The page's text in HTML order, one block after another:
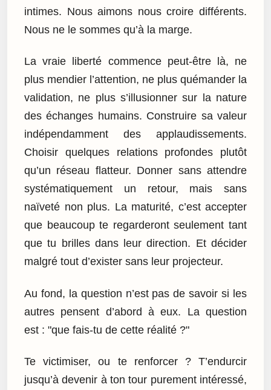
intimes. Nous aimons nous croire différents.
Nous ne le sommes qu’à la marge.
La vraie liberté commence peut-être là, ne
plus mendier l’attention, ne plus quémander la
validation, ne plus s’illusionner sur la nature
des échanges humains. Construire sa valeur
indépendamment des applaudissements.
Choisir quelques relations profondes plutôt
qu’un réseau flatteur. Donner sans attendre
systématiquement un retour, mais sans
naïveté non plus. La maturité, c’est accepter
que beaucoup te regarderont seulement tant
que tu brilles dans leur direction. Et décider
malgré tout d’exister sans leur projecteur.
Au fond, la question n’est pas de savoir si les
autres pensent d’abord à eux. La question
est : "que fais-tu de cette réalité ?"
Te victimiser, ou te renforcer ? T’endurcir
jusqu’à devenir à ton tour purement intéressé,